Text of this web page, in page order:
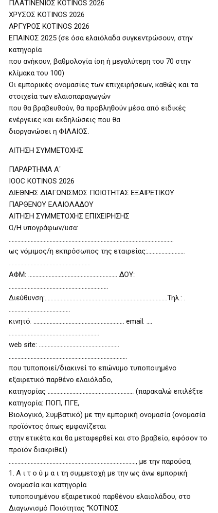
ΠΛΑΤΙΝΕΝΙΟΣ ΚΟΤΙΝΟS 2026
ΧΡΥΣΟΣ ΚΟΤΙΝΟS 2026
ΑΡΓΥΡΟΣ ΚΟΤΙΝΟS 2026
ΕΠΑΙΝΟΣ 2025 (σε όσα ελαιόλαδα συγκεντρώσουν, στην
κατηγορία
που ανήκουν, βαθμολογία ίση ή μεγαλύτερη του 70 στην
κλίμακα του 100)
Οι εμπορικές ονομασίες των επιχειρήσεων, καθώς και τα
στοιχεία των ελαιοπαραγωγών
που θα βραβευθούν, θα προβληθούν μέσα από ειδικές
ενέργειες και εκδηλώσεις που θα
διοργανώσει η ΦΙΛΑΙΟΣ.
ΑΙΤΗΣΗ ΣΥΜΜΕΤΟΧΗΣ
ΠΑΡΑΡΤΗΜΑ Α΄
IOOC KOTINOS 2026
ΔΙΕΘΝΗΣ ΔΙΑΓΩΝΙΣΜΟΣ ΠΟΙΟΤΗΤΑΣ ΕΞΑΙΡΕΤΙΚΟΥ
ΠΑΡΘΕΝΟΥ ΕΛΑΙΟΛΑΔΟΥ
ΑΙΤΗΣΗ ΣΥΜΜΕΤΟΧΗΣ ΕΠΙΧΕΙΡΗΣΗΣ
Ο/Η υπογράφων/υσα:
…………………………………………………………………………………………………..
ως νόμιμος/η εκπρόσωπος της εταιρείας:……………………..
………………………………………………..
ΑΦΜ: …………………….……………………………… ΔΟΥ:
…………………………………………………………..
Διεύθυνση:…………………………………………………………………………Τηλ.: .
……………………………………
κινητό: ……………………………..……………………… email: ….
……………………………………………………..
web site: ……………………………………………….
………………………………………………………………………
που τυποποιεί/διακινεί το επώνυμο τυποποιημένο
εξαιρετικό παρθένο ελαιόλαδο,
κατηγορίας ………………………………………………….. (παρακαλώ επιλέξτε
κατηγορία: ΠΟΠ, ΠΓΕ,
Βιολογικό, Συμβατικό) με την εμπορική ονομασία (ονομασία
προϊόντος όπως εμφανίζεται
στην ετικέτα και θα μεταφερθεί και στο βραβείο, εφόσον το
προϊόν διακριθεί)
……………………………………………………………………………, με την παρούσα,
1. Α ι τ ο ύ μ α ι τη συμμετοχή με την ως άνω εμπορική
ονομασία και κατηγορία
τυποποιημένου εξαιρετικού παρθένου ελαιολάδου, στο
Διαγωνισμό Ποιότητας “ΚΟΤΙΝΟΣ